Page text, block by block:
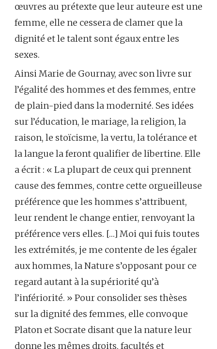
œuvres au prétexte que leur auteure est une
femme, elle ne cessera de clamer que la
dignité et le talent sont égaux entre les
sexes.
Ainsi Marie de Gournay, avec son livre sur
l’égalité des hommes et des femmes, entre
de plain-pied dans la modernité. Ses idées
sur l’éducation, le mariage, la religion, la
raison, le stoïcisme, la vertu, la tolérance et
la langue la feront qualifier de libertine. Elle
a écrit : « La plupart de ceux qui prennent
cause des femmes, contre cette orgueilleuse
préférence que les hommes s’attribuent,
leur rendent le change entier, renvoyant la
préférence vers elles. […] Moi qui fuis toutes
les extrémités, je me contente de les égaler
aux hommes, la Nature s’opposant pour ce
regard autant à la supériorité qu’à
l’infériorité. » Pour consolider ses thèses
sur la dignité des femmes, elle convoque
Platon et Socrate disant que la nature leur
donne les mêmes droits, facultés et